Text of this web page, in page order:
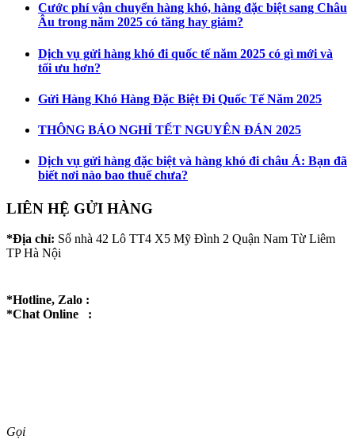
Cước phí vận chuyển hàng khó, hàng đặc biệt sang Châu
Âu trong năm 2025 có tăng hay giảm?
Dịch vụ gửi hàng khó đi quốc tế năm 2025 có gì mới và
tối ưu hơn?
Gửi Hàng Khó Hàng Đặc Biệt Đi Quốc Tế Năm 2025
THÔNG BÁO NGHỈ TẾT NGUYÊN ĐÁN 2025
Dịch vụ gửi hàng đặc biệt và hàng khó đi châu Á: Bạn đã
biết nơi nào bao thuế chưa?
LIÊN HỆ GỬI HÀNG
*Địa chỉ: Số nhà 42 Lô TT4 X5 Mỹ Đình 2 Quận Nam Từ Liêm
TP Hà Nội
*Hotline, Zalo :
*Chat Online :
Gọi